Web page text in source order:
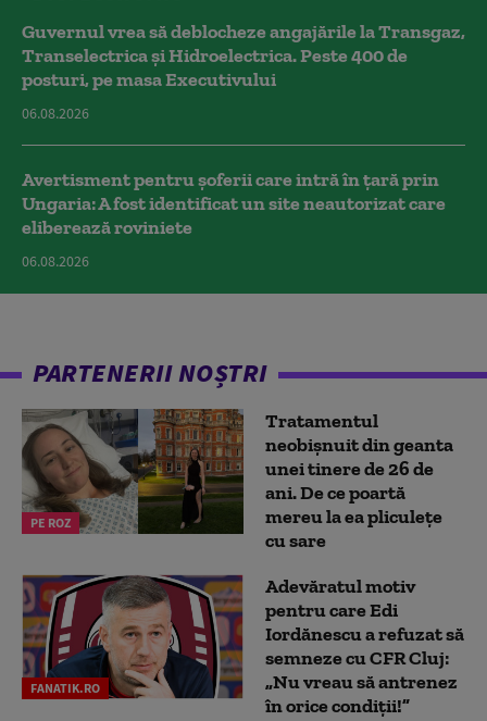
Guvernul vrea să deblocheze angajările la Transgaz,
Transelectrica și Hidroelectrica. Peste 400 de
posturi, pe masa Executivului
06.08.2026
Avertisment pentru șoferii care intră în țară prin
Ungaria: A fost identificat un site neautorizat care
eliberează roviniete
06.08.2026
PARTENERII NOȘTRI
PE ROZ
Tratamentul
neobișnuit din geanta
unei tinere de 26 de
ani. De ce poartă
mereu la ea pliculețe
cu sare
FANATIK.RO
Adevăratul motiv
pentru care Edi
Iordănescu a refuzat să
semneze cu CFR Cluj:
„Nu vreau să antrenez
în orice condiții!”